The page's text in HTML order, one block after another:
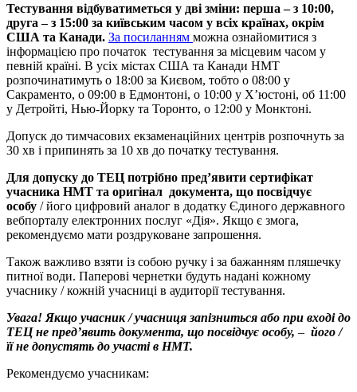
Тестування відбуватиметься у дві зміни: перша – з 10:00,
друга – з 15:00 за київським часом у всіх країнах, окрім
США та Канади. За посиланням можна ознайомитися з
інформацією про початок тестування за місцевим часом у
певній країні. В усіх містах США та Канади НМТ
розпочинатимуть о 18:00 за Києвом, тобто о 08:00 у
Сакраменто, о 09:00 в Едмонтоні, о 10:00 у Х’юстоні, об 11:00
у Детройті, Нью-Йорку та Торонто, о 12:00 у Монктоні.
Допуск до тимчасових екзаменаційних центрів розпочнуть за
30 хв і припинять за 10 хв до початку тестування.
Для допуску до ТЕЦ потрібно пред’явити сертифікат
учасника НМТ та оригінал документа, що посвідчує
особу / його цифровий аналог в додатку Єдиного державного
вебпорталу електронних послуг «Дія». Якщо є змога,
рекомендуємо мати роздруковане запрошення.
Також важливо взяти із собою ручку і за бажанням пляшечку
питної води. Паперові чернетки будуть надані кожному
учаснику / кожній учасниці в аудиторії тестування.
Увага! Якщо учасник / учасниця запізниться або при вході до
ТЕЦ не пред’явить документа, що посвідчує особу, – його /
її не допустять до участі в НМТ.
Рекомендуємо учасникам: